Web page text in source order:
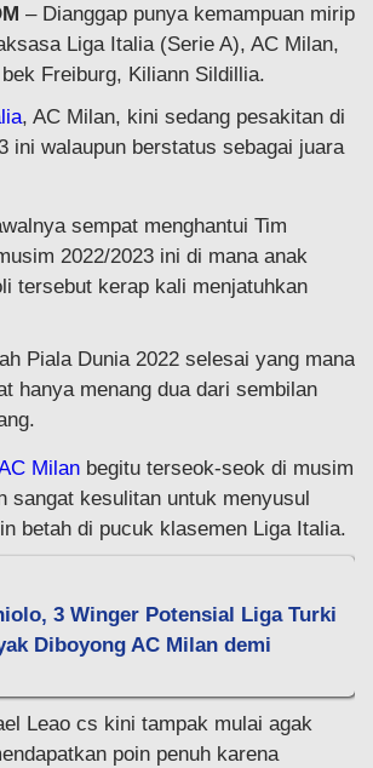
– Dianggap punya kemampuan mirip
Liga Italia (Serie A), AC Milan,
Freiburg, Kiliann Sildillia.
, AC Milan, kini sedang pesakitan di
ini walaupun berstatus sebagai juara
sempat menghantui Tim
2022/2023 ini di mana anak
tersebut kerap kali menjatuhkan
Piala Dunia 2022 selesai yang mana
hanya menang dua dari sembilan
Milan begitu terseok-seok di musim
sangat kesulitan untuk menyusul
betah di pucuk klasemen Liga Italia.
3 Winger Potensial Liga Turki
Diboyong AC Milan demi
Leao cs kini tampak mulai agak
poin penuh karena